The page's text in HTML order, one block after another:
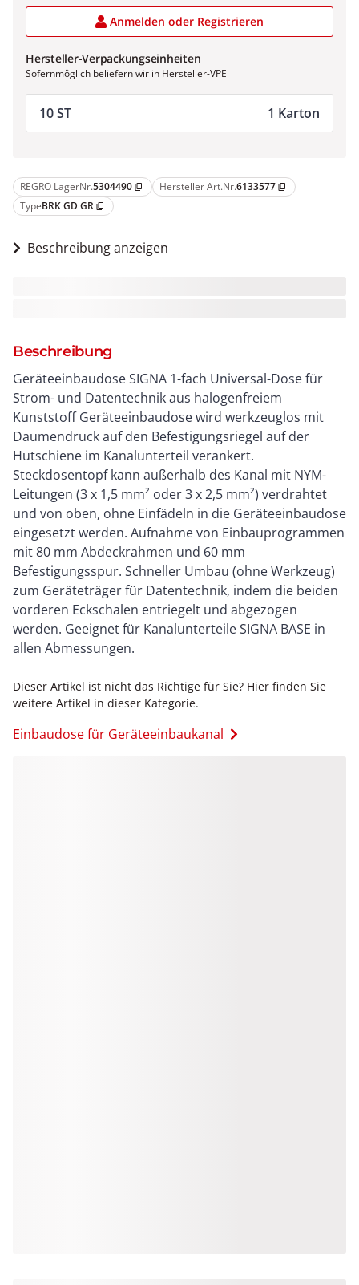
REGRO LagerNr.5304490 content_copy Hersteller Art.Nr.6133577 content_copy
TypeBRK GD GR content_copy
Beschreibung anzeigen
Beschreibung
Geräteeinbaudose SIGNA 1-fach Universal-Dose für
Strom- und Datentechnik aus halogenfreiem
Kunststoff Geräteeinbaudose wird werkzeuglos mit
Daumendruck auf den Befestigungsriegel auf der
Hutschiene im Kanalunterteil verankert.
Steckdosentopf kann außerhalb des Kanal mit NYM-
Leitungen (3 x 1,5 mm² oder 3 x 2,5 mm²) verdrahtet
und von oben, ohne Einfädeln in die Geräteeinbaudose
eingesetzt werden. Aufnahme von Einbauprogrammen
mit 80 mm Abdeckrahmen und 60 mm
Befestigungsspur. Schneller Umbau (ohne Werkzeug)
zum Geräteträger für Datentechnik, indem die beiden
vorderen Eckschalen entriegelt und abgezogen
werden. Geeignet für Kanalunterteile SIGNA BASE in
allen Abmessungen.
Dieser Artikel ist nicht das Richtige für Sie? Hier finden Sie
weitere Artikel in dieser Kategorie.
Einbaudose für Geräteeinbaukanal
Anmelden oder Registrieren
Hersteller-Verpackungseinheiten
Sofernmöglich beliefern wir in Hersteller-VPE
10 ST 1 Karton